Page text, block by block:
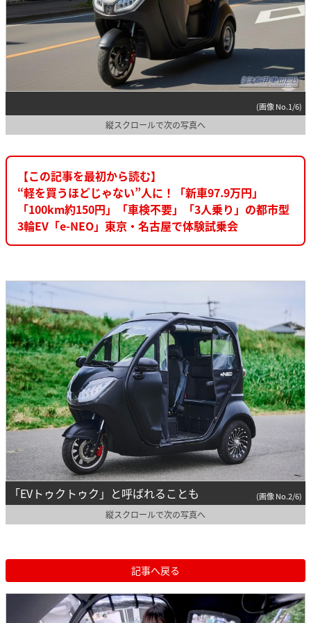
(画像 No.1/6)
縦スクロールで次の写真へ
【この記事を最初から読む】
“軽を買うほどじゃない”人に！「新車97.9万円」
「100km約150円」「車検不要」「3人乗り」の都市型
3輪EV「e-NEO」東京・名古屋で体験試乗会
「EVトゥクトゥク」と呼ばれることも (画像 No.2/6)
縦スクロールで次の写真へ
記事へ戻る